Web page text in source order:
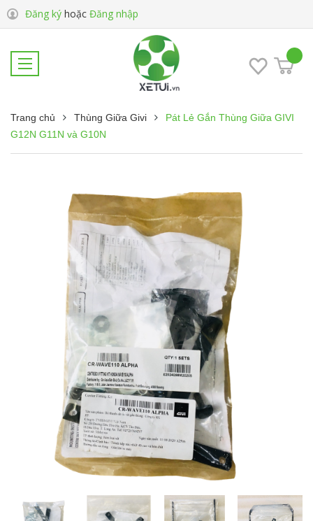
Đăng ký hoặc Đăng nhập
Trang chủ Thùng Giữa Givi
Pát Lẻ Gắn Thùng Giữa GIVI
G12N G11N và G10N